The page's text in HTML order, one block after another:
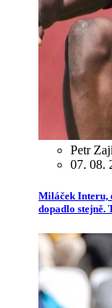
Petr
07. 08.
Miláček Interu,
dopadlo stejně.